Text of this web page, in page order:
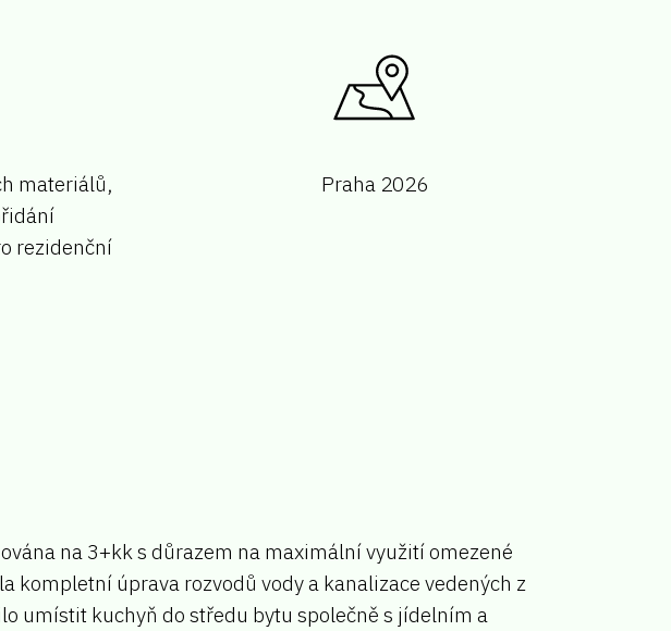
materiálů,
rezidenční
Praha 2026
na 3+kk s důrazem na maximální využití omezené
úprava rozvodů vody a kanalizace vedených z
umístit kuchyň do středu bytu společně s jídelním a